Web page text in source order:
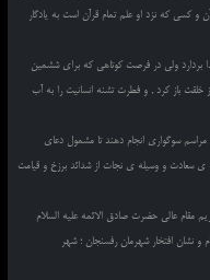
و کسی که نزد او علم تمام قرآن است به یادگار
بردارد ولی در فرصت کوتاهی که برای ششمین
باز کرد , و فطرت تشنه انسانیت را به آب
سوگواری انجام دهند تا مشمول دعای
ی سعادت و وسیله ی نجات از شدائد برزخ و قیامت
مقام عالی حضرت صادق الائمه علیه السلام
نشان افتخار شهرمان رفسنجان ؛ شهر